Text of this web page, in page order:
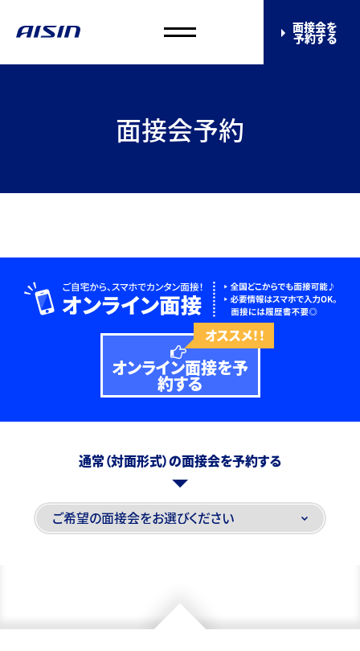
面接会を
予約する
面接会予約
オンライン面接を予
約する
オススメ！！
通常（対面形式）の面接会を予約する